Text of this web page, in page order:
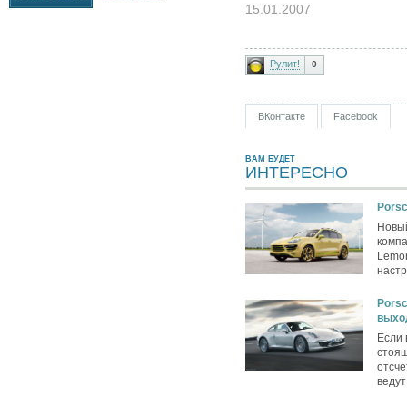
15.01.2007
Рулит! 0
ВКонтакте Facebook
ВАМ БУДЕТ
ИНТЕРЕСНО
Если